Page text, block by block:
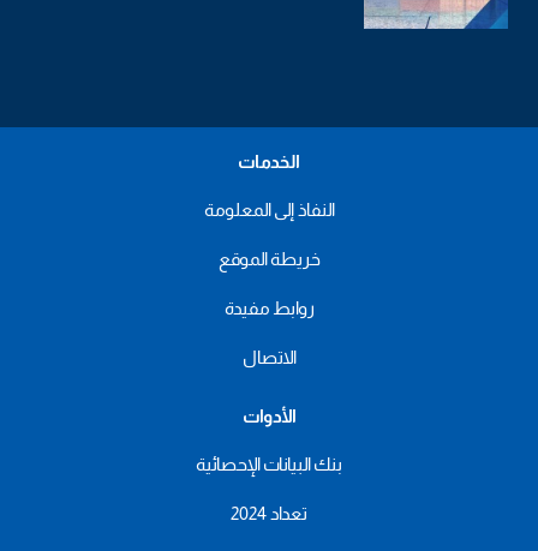
الخدمات
النفاذ إلى المعلومة
خريطة الموقع
روابط مفيدة
الاتصال
الأدوات
بنك البيانات الإحصائية
تعداد 2024